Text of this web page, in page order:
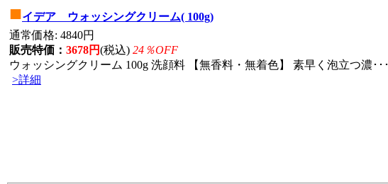
■イデア ウォッシングクリーム( 100g)
通常価格: 4840円
販売特価： 3678円(税込) 24％OFF
ウォッシングクリーム 100g 洗顔料 【無香料・無着色】 素早く泡立つ濃･･･
>詳細